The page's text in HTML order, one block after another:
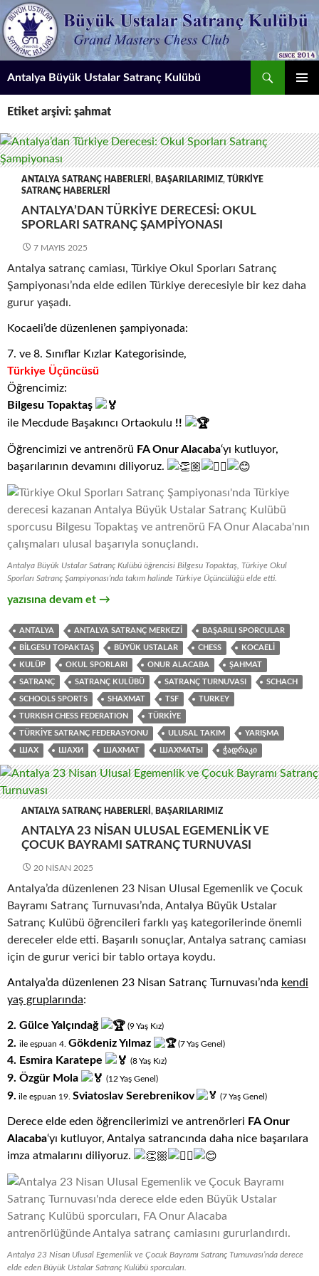
İçeriğe
atla
Antalya Büyük Ustalar Satranç Kulübü
Etiket arşivi: şahmat
ANTALYA SATRANÇ HABERLERI , BAŞARILARIMIZ, TÜRKIYE
SATRANÇ HABERLERI
ANTALYA’DAN TÜRKIYE DERECESI: OKUL
SPORLARI SATRANÇ ŞAMPIYONASI
7 MAYIS 2025
Antalya satranç camiası, Türkiye Okul Sporları Satranç
Şampiyonası’nda elde edilen Türkiye derecesiyle bir kez daha
gurur yaşadı.
Kocaeli’de düzenlenen şampiyonada:
7. ve 8. Sınıflar Kızlar Kategorisinde,
Türkiye Üçüncüsü
Öğrencimiz:
Bilgesu Topaktaş
ile Mecdude Başakıncı Ortaokulu !!
Öğrencimizi ve antrenörü FA Onur Alacaba‘yı kutluyor,
başarılarının devamını diliyoruz.
Antalya Büyük Ustalar Satranç Kulübü öğrencisi Bilgesu Topaktaş, Türkiye Okul
Sporları Satranç Şampiyonası’nda takım halinde Türkiye Üçüncülüğü elde etti.
Antalya’dan Türkiye Derecesi: Okul Sporları Satranç
yazısına devam et →
ANTALYA ANTALYA SATRANÇ MERKEZI BAŞARILI SPORCULAR
BILGESU TOPAKTAŞ BÜYÜK USTALAR CHESS KOCAELI
KULÜP OKUL SPORLARI ONUR ALACABA ŞAHMAT
SATRANÇ SATRANÇ KULÜBÜ SATRANÇ TURNUVASI SCHACH
SCHOOLS SPORTS SHAXMAT TSF TURKEY
TURKISH CHESS FEDERATION TÜRKIYE
TÜRKIYE SATRANÇ FEDERASYONU ULUSAL TAKIM YARIŞMA
ШАХ ШАХИ ШАХМАТ ШАХМАТЫ ᲭᲐᲓᲠᲐᲙᲘ
ANTALYA SATRANÇ HABERLERI , BAŞARILARIMIZ
ANTALYA 23 NISAN ULUSAL EGEMENLIK VE
ÇOCUK BAYRAMI SATRANÇ TURNUVASI
20 NISAN 2025
Antalya’da düzenlenen 23 Nisan Ulusal Egemenlik ve Çocuk
Bayramı Satranç Turnuvası’nda, Antalya Büyük Ustalar
Satranç Kulübü öğrencileri farklı yaş kategorilerinde önemli
dereceler elde etti. Başarılı sonuçlar, Antalya satranç camiası
için de gurur verici bir tablo ortaya koydu.
Antalya’da düzenlenen 23 Nisan Satranç Turnuvası’nda kendi
yaş gruplarında:
2. Gülce Yalçındağ (9Yaş Kız)
2. ile eşpuan 4. Gökdeniz Yılmaz (7Yaş Genel)
4. Esmira Karatepe (8Yaş Kız)
9. Özgür Mola (12 Yaş Genel)
9. ile eşpuan 19. Sviatoslav Serebrenikov (7Yaş Genel)
Derece elde eden öğrencilerimizi ve antrenörleri FA Onur
Alacaba‘yı kutluyor, Antalya satrancında daha nice başarılara
imza atmalarını diliyoruz.
Antalya 23 Nisan Ulusal Egemenlik ve Çocuk Bayramı Satranç Turnuvası’nda derece
elde eden Büyük Ustalar Satranç Kulübü sporcuları.